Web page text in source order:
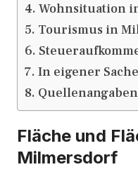
Wohnsituation
Tourismus in
In eigener Sache
Quellenangaben
Fläche und
Milmersdorf